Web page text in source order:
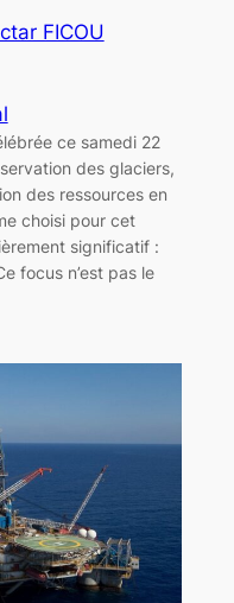
FICOU
ce samedi 22
des glaciers,
des ressources en
choisi pour cet
significatif :
focus n’est pas le